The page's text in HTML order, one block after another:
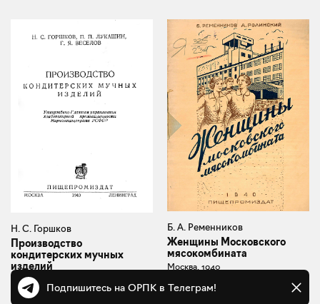
Н. С. Горшков
Производство
кондитерских мучных
изделий
Москва, 1940
Б. А. Ременников
Женщины Московского
мясокомбината
Москва, 1940
Подпишитесь на ОРПК в Телеграм!